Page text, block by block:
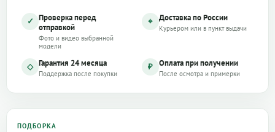
✓ Проверка перед
отправкой
Фото и видео выбранной
модели
⌖ Доставка по России
Курьером или в пункт выдачи
◇ Гарантия 24 месяца
Поддержка после покупки
₽ Оплата при получении
После осмотра и примерки
ПОДБОРКА